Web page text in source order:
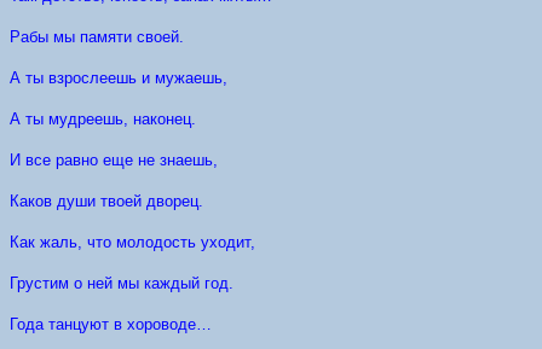
Рабы мы памяти своей.
А ты взрослеешь и мужаешь,
А ты мудреешь, наконец.
И все равно еще не знаешь,
Каков души твоей дворец.
Как жаль, что молодость уходит,
Грустим о ней мы каждый год.
Года танцуют в хороводе…